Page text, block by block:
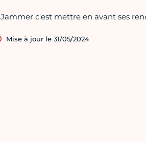
Jammer c'est mettre en avant ses
Mise à jour le 31/05/2024